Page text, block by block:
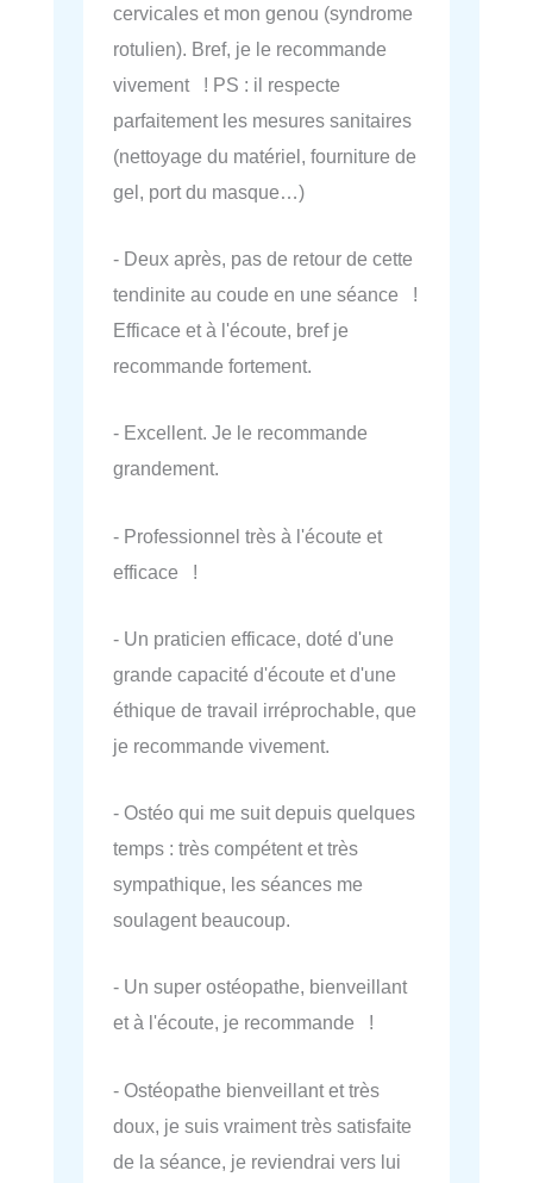
cervicales et mon genou (syndrome
rotulien). Bref, je le recommande
vivement ! PS : il respecte
parfaitement les mesures sanitaires
(nettoyage du matériel, fourniture de
gel, port du masque…)
- Deux après, pas de retour de cette
tendinite au coude en une séance !
Efficace et à l'écoute, bref je
recommande fortement.
- Excellent. Je le recommande
grandement.
- Professionnel très à l'écoute et
efficace !
- Un praticien efficace, doté d'une
grande capacité d'écoute et d'une
éthique de travail irréprochable, que
je recommande vivement.
- Ostéo qui me suit depuis quelques
temps : très compétent et très
sympathique, les séances me
soulagent beaucoup.
- Un super ostéopathe, bienveillant
et à l'écoute, je recommande !
- Ostéopathe bienveillant et très
doux, je suis vraiment très satisfaite
de la séance, je reviendrai vers lui